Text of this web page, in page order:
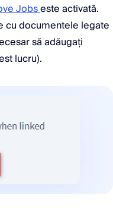
Jobseste activată.
cu documentele legate
să adăugați
lucru).